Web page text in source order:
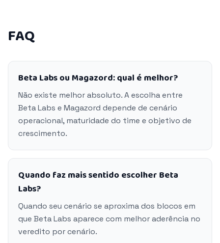
FAQ
Beta Labs ou Magazord: qual é melhor?
Não existe melhor absoluto. A escolha entre
Beta Labs e Magazord depende de cenário
operacional, maturidade do time e objetivo de
crescimento.
Quando faz mais sentido escolher Beta
Labs?
Quando seu cenário se aproxima dos blocos em
que Beta Labs aparece com melhor aderência no
veredito por cenário.